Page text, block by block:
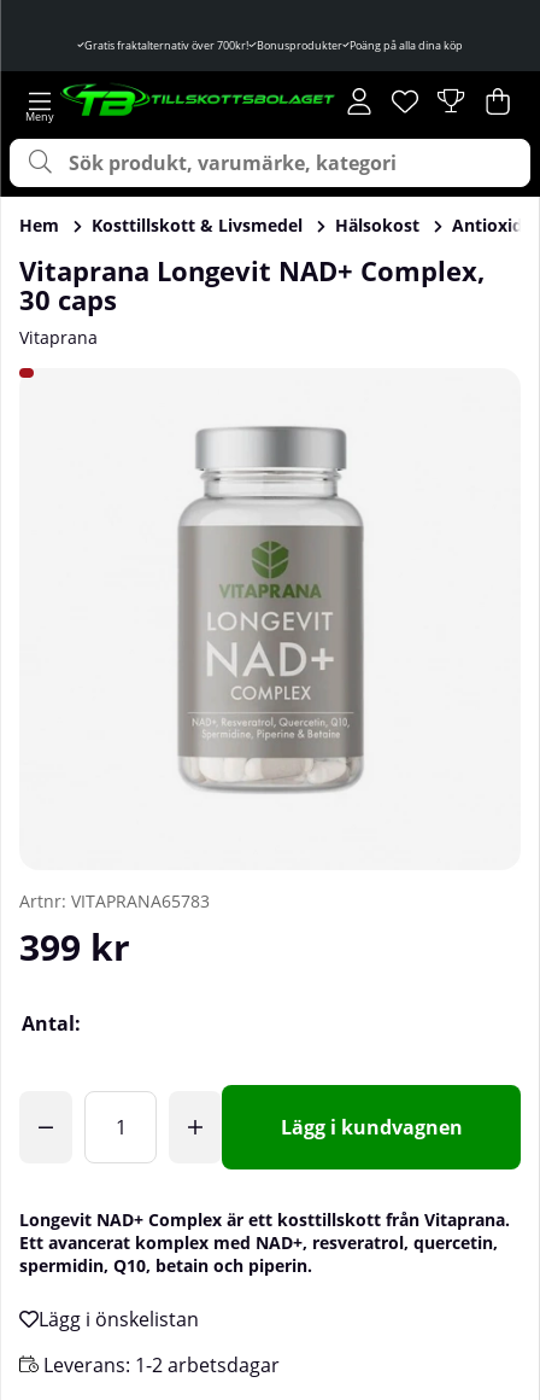
Gratis fraktalternativ över 700kr! Bonusprodukter Poäng på alla dina köp
Önskelista
Antal i
. .
Hem Kosttillskott & Livsmedel Hälsokost
Vitaprana Longevit NAD+ Complex,
30 caps
Vitaprana
Produktbilder Vitaprana Longevit NAD+ Complex, 30 caps
Artnr: VITAPRANA65783
399 kr
Antal:
Lägg i kundvagnen
Longevit NAD+ Complex är ett kosttillskott från Vitaprana.
Ett avancerat komplex med NAD+, resveratrol, quercetin,
spermidin, Q10, betain och piperin.
Leverans: 1-2 arbetsdagar